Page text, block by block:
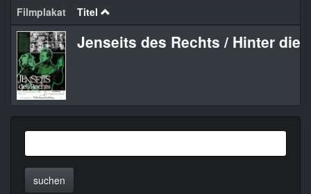
Filmplakat Titel
Jenseits des Rechts / Hinter
suchen